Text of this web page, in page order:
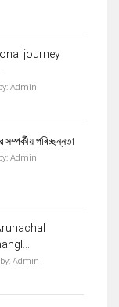
journey
Admin
পৰিচ্ছন্নতা
Admin
by: Admin